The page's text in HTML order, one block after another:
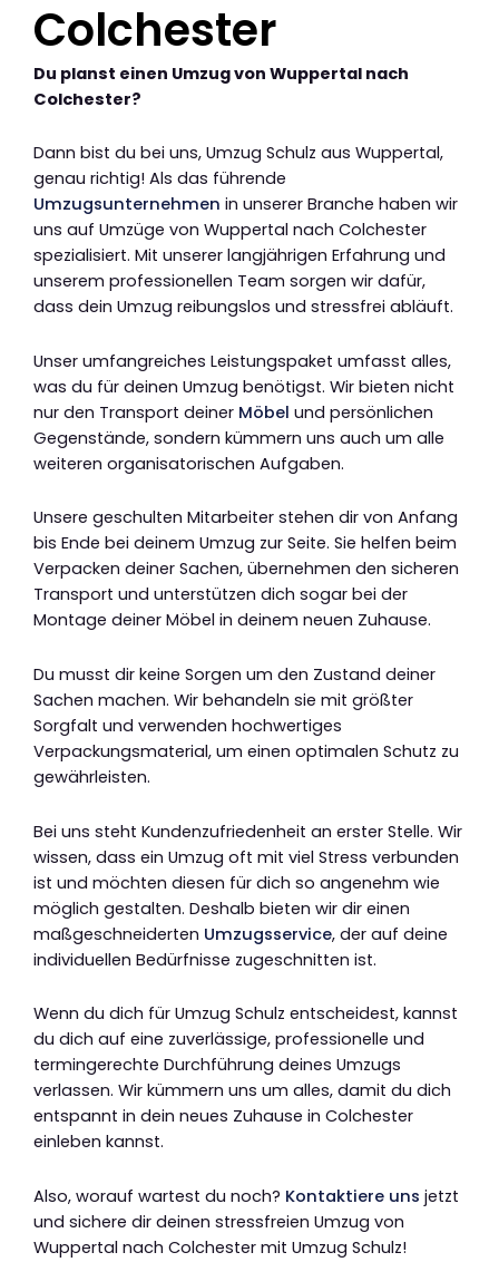
Colchester
Du planst einen Umzug von Wuppertal nach
Colchester?
Dann bist du bei uns, Umzug Schulz aus Wuppertal,
genau richtig! Als das führende
Umzugsunternehmen in unserer Branche haben wir
uns auf Umzüge von Wuppertal nach Colchester
spezialisiert. Mit unserer langjährigen Erfahrung und
unserem professionellen Team sorgen wir dafür,
dass dein Umzug reibungslos und stressfrei abläuft.
Unser umfangreiches Leistungspaket umfasst alles,
was du für deinen Umzug benötigst. Wir bieten nicht
nur den Transport deiner Möbel und persönlichen
Gegenstände, sondern kümmern uns auch um alle
weiteren organisatorischen Aufgaben.
Unsere geschulten Mitarbeiter stehen dir von Anfang
bis Ende bei deinem Umzug zur Seite. Sie helfen beim
Verpacken deiner Sachen, übernehmen den sicheren
Transport und unterstützen dich sogar bei der
Montage deiner Möbel in deinem neuen Zuhause.
Du musst dir keine Sorgen um den Zustand deiner
Sachen machen. Wir behandeln sie mit größter
Sorgfalt und verwenden hochwertiges
Verpackungsmaterial, um einen optimalen Schutz zu
gewährleisten.
Bei uns steht Kundenzufriedenheit an erster Stelle. Wir
wissen, dass ein Umzug oft mit viel Stress verbunden
ist und möchten diesen für dich so angenehm wie
möglich gestalten. Deshalb bieten wir dir einen
maßgeschneiderten Umzugsservice, der auf deine
individuellen Bedürfnisse zugeschnitten ist.
Wenn du dich für Umzug Schulz entscheidest, kannst
du dich auf eine zuverlässige, professionelle und
termingerechte Durchführung deines Umzugs
verlassen. Wir kümmern uns um alles, damit du dich
entspannt in dein neues Zuhause in Colchester
einleben kannst.
Also, worauf wartest du noch? Kontaktiere uns jetzt
und sichere dir deinen stressfreien Umzug von
Wuppertal nach Colchester mit Umzug Schulz!